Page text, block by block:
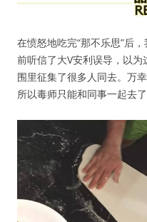
在愤怒地吃完“那不乐思”后
前听信了大V安利误导，以
围里征集了很多人同去。万
所以毒师只能和同事一起去